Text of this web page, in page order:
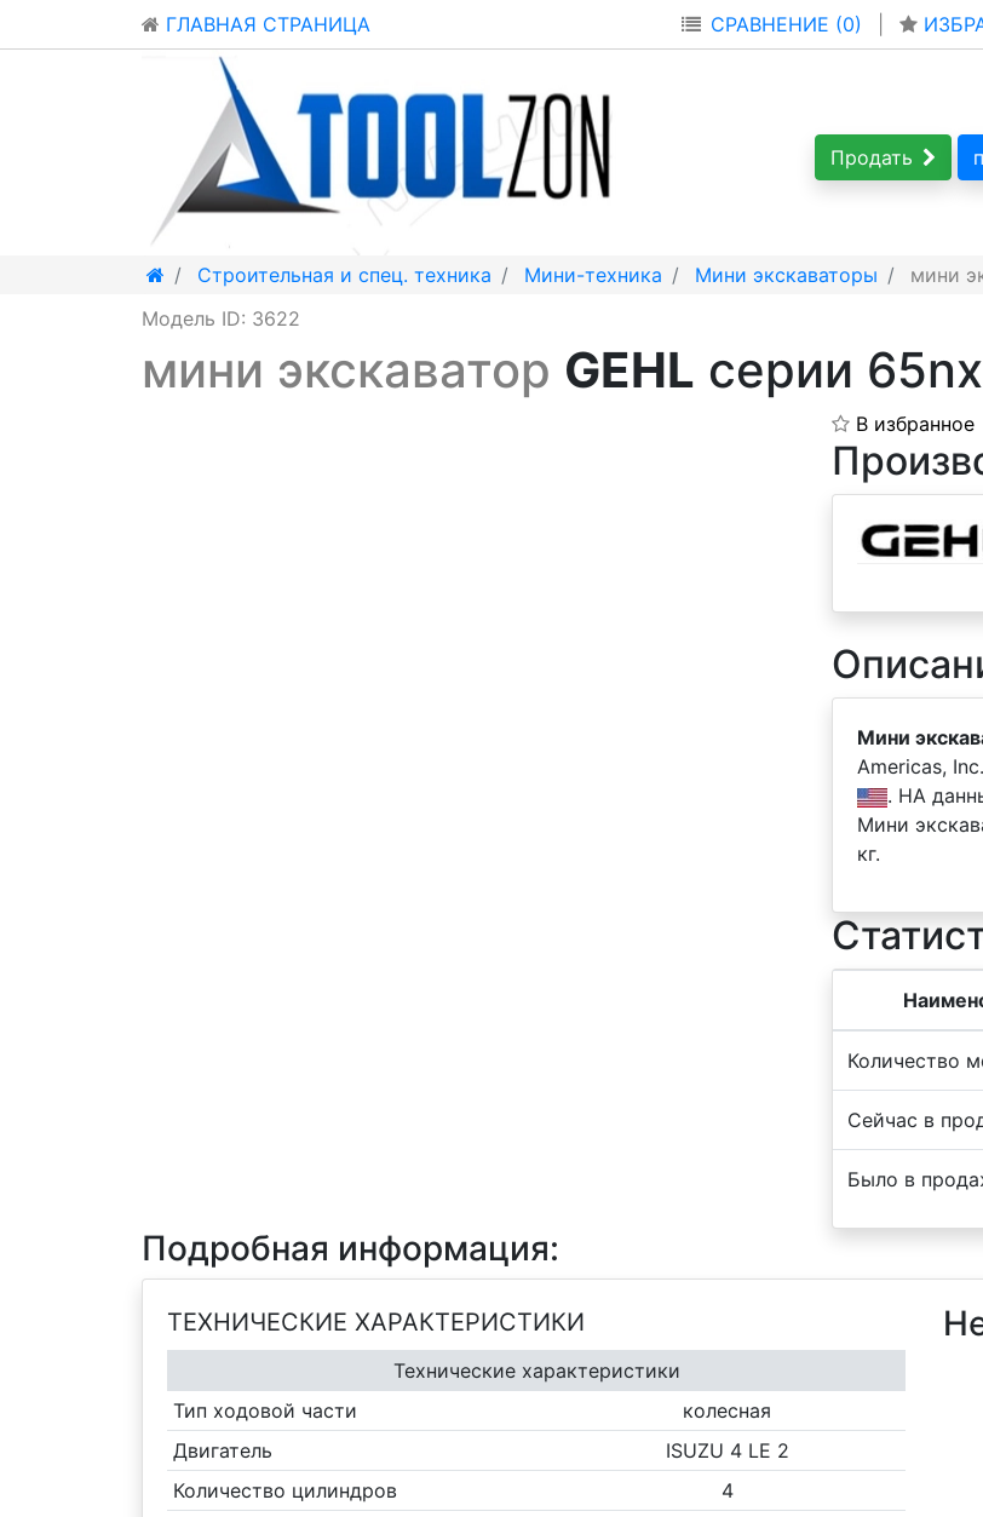
ГЛАВНАЯ СТРАНИЦА СРАВНЕНИЕ (0)
Продать
Строительная и спец. техника Мини-техника Мини экскаваторы
мини
Модель ID: 3622
мини экскаватор GEHL серии 65nx
В избранное
Мини
Americas,
. НА
Мини
кг.
Количество
Сейчас в
Было в
Подробная информация:
ТЕХНИЧЕСКИЕ ХАРАКТЕРИСТИКИ
Технические характеристики
Тип ходовой части
колесная
Двигатель
ISUZU 4 LE 2
Количество цилиндров
4